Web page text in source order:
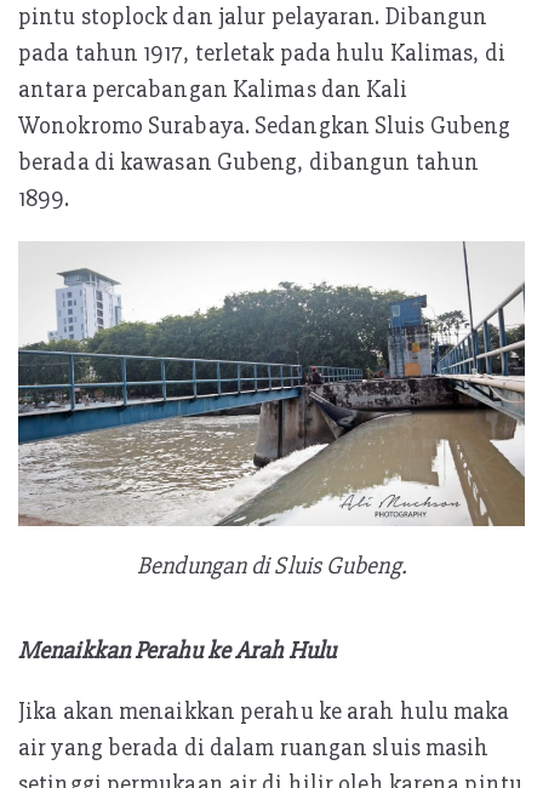
pintu stoplock dan jalur pelayaran. Dibangun
pada tahun 1917, terletak pada hulu Kalimas, di
antara percabangan Kalimas dan Kali
Wonokromo Surabaya. Sedangkan Sluis Gubeng
berada di kawasan Gubeng, dibangun tahun
1899.
Bendungan di Sluis Gubeng.
Menaikkan Perahu ke Arah Hulu
Jika akan menaikkan perahu ke arah hulu maka
air yang berada di dalam ruangan sluis masih